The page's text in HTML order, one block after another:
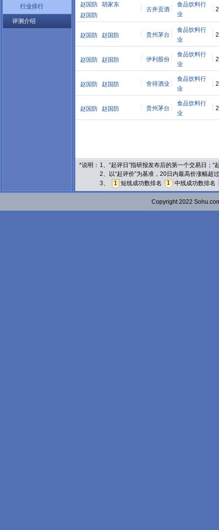
行业排行
评测介绍
赵国防 胡家东
赵国防
古井贡酒
食品饮料行
业
赵国防 赵国防 贵州茅台
食品饮料行
业
赵国防 赵国防 伊利股份
食品饮料行
业
赵国防 赵国防 舍得酒业
食品饮料行
业
赵国防 赵国防 贵州茅台
食品饮料行
业
*说明： 1、“起评日”指研报发布后的第一个交易日；
2、以“起评价”为基准，20日内最高价涨幅
3、
1 短线成功数排名 1 中线成功数排名
Copyright 2022